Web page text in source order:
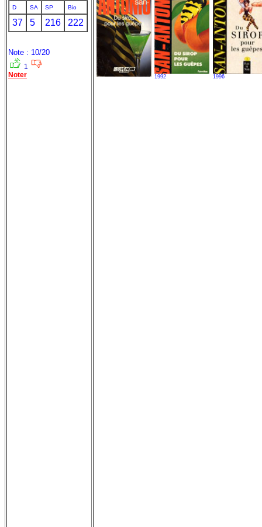
D SA SP Bio
37 5 216 222
Note : 10/20
1
Noter
1992 1996